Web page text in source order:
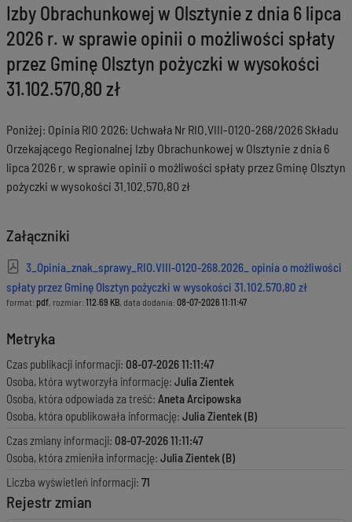
Izby Obrachunkowej w Olsztynie z dnia 6 lipca
2026 r. w sprawie opinii o możliwości spłaty
przez Gminę Olsztyn pożyczki w wysokości
31.102.570,80 zł
Poniżej: Opinia RIO 2026: Uchwała Nr RIO.VIII-0120-268/2026 Składu
Orzekającego Regionalnej Izby Obrachunkowej w Olsztynie z dnia 6
lipca 2026 r. w sprawie opinii o możliwości spłaty przez Gminę Olsztyn
pożyczki w wysokości 31.102.570,80 zł
Załączniki
3_Opinia_znak_sprawy_RIO.VIII-0120-268.2026_ opinia o możliwości
spłaty przez Gminę Olsztyn pożyczki w wysokości 31.102.570,80 zł
format: pdf, rozmiar: 112.69 KB, data dodania: 08-07-2026 11:11:47
Metryka
Czas publikacji informacji: 08-07-2026 11:11:47
Osoba, która wytworzyła informację: Julia Zientek
Osoba, która odpowiada za treść: Aneta Arcipowska
Osoba, która opublikowała informację: Julia Zientek (B)
Czas zmiany informacji: 08-07-2026 11:11:47
Osoba, która zmieniła informację: Julia Zientek (B)
Liczba wyświetleń informacji: 71
Rejestr zmian